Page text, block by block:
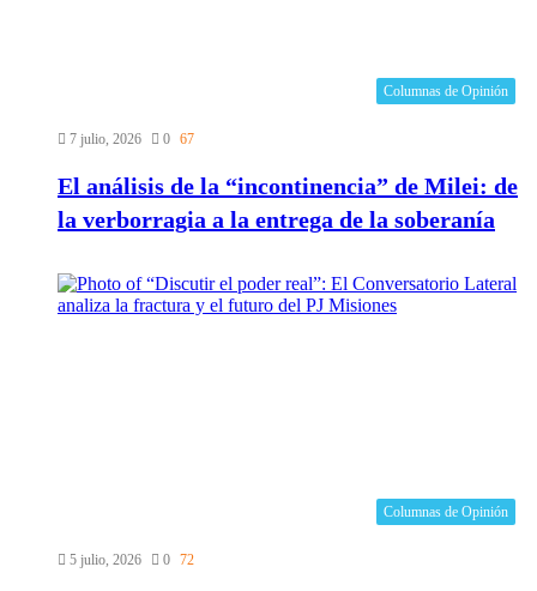
Columnas de Opinión
7 julio, 2026 0 67
El análisis de la “incontinencia” de Milei: de
la verborragia a la entrega de la soberanía
Columnas de Opinión
5 julio, 2026 0 72